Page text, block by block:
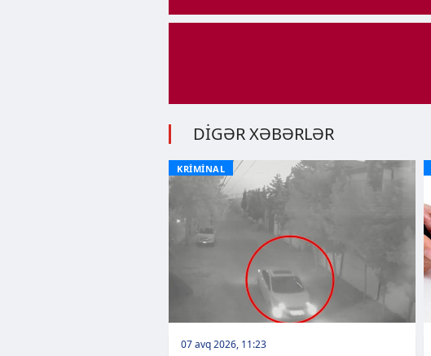
DİGƏR XƏBƏRLƏR
KRİMİNAL
07 avq 2026, 11:23